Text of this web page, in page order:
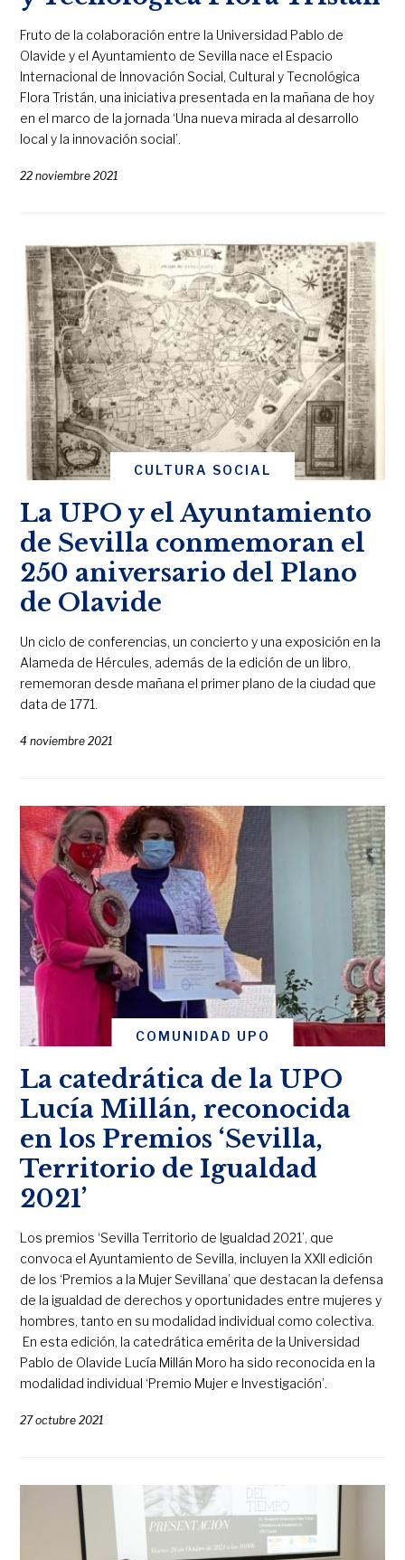
Fruto de la colaboración entre la Universidad Pablo de
Olavide y el Ayuntamiento de Sevilla nace el Espacio
Internacional de Innovación Social, Cultural y Tecnológica
Flora Tristán, una iniciativa presentada en la mañana de hoy
en el marco de la jornada ‘Una nueva mirada al desarrollo
local y la innovación social’.
22 noviembre 2021
CULTURA SOCIAL
La UPO y el Ayuntamiento
de Sevilla conmemoran el
250 aniversario del Plano
de Olavide
Un ciclo de conferencias, un concierto y una exposición en la
Alameda de Hércules, además de la edición de un libro,
rememoran desde mañana el primer plano de la ciudad que
data de 1771.
4 noviembre 2021
COMUNIDAD UPO
La catedrática de la UPO
Lucía Millán, reconocida
en los Premios ‘Sevilla,
Territorio de Igualdad
2021’
Los premios ‘Sevilla Territorio de Igualdad 2021’, que
convoca el Ayuntamiento de Sevilla, incluyen la XXII edición
de los ‘Premios a la Mujer Sevillana’ que destacan la defensa
de la igualdad de derechos y oportunidades entre mujeres y
hombres, tanto en su modalidad individual como colectiva.
En esta edición, la catedrática emérita de la Universidad
Pablo de Olavide Lucía Millán Moro ha sido reconocida en la
modalidad individual ‘Premio Mujer e Investigación’.
27 octubre 2021